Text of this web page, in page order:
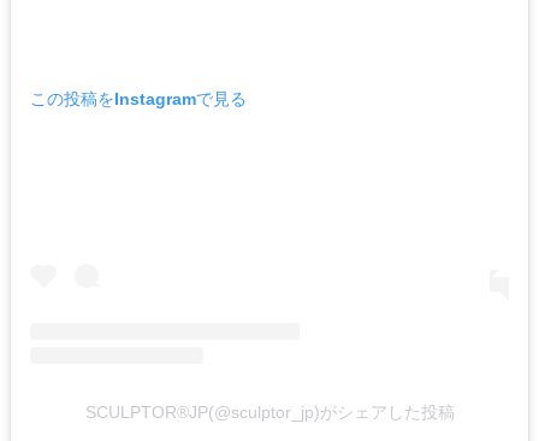
この投稿をInstagramで見る
SCULPTOR®︎JP(@sculptor_jp)がシェアした投稿